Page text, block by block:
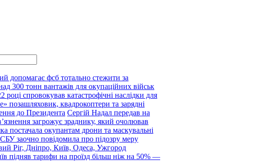
допомагає фсб тотально стежити за
300 тонн вантажів для окупаційних військ
році спровокував катастрофічні наслідки для
позашляховик, квадрокоптери та зарядні
до Президента Сергій Надал передав на
загрожує зраднику, який очолював
постачала окупантам дрони та маскувальні
СБУ заочно повідомила про підозру меру
Ріг, Дніпро, Київ, Одеса, Ужгород
підняв тарифи на проїзд більш ніж на 50% —